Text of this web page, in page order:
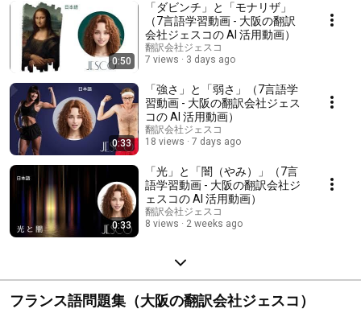
0:50
「ダビンチ」と「モナリザ」
（7言語学習動画 - 大阪の翻訳
会社ジェスコの AI 活用動画）
翻訳会社ジェスコ
7 views
3 days ago
0:33
「強さ」と「弱さ」（7言語学
習動画 - 大阪の翻訳会社ジェス
コの AI 活用動画）
翻訳会社ジェスコ
18 views
7 days ago
0:33
「光」と「闇（やみ）」（7言
語学習動画 - 大阪の翻訳会社ジ
ェスコの AI 活用動画）
翻訳会社ジェスコ
8 views
2 weeks ago
フランス語問題集（大阪の翻訳会社ジェスコ）